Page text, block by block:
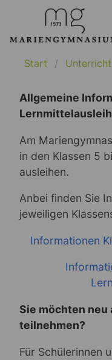
Start Unterricht
Allgemeine
Am
in den Klassen 5
ausleihen.
Anbei finden Sie
jeweiligen
Informationen
Sie möchten neu
teilnehmen?
Für Schülerinnen